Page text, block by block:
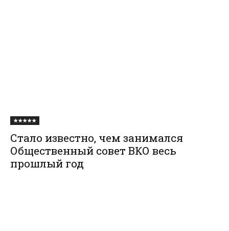
★★★★★
Стало известно, чем занимался
Общественный совет ВКО весь
прошлый год